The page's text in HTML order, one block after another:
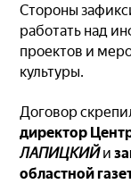
Стороны
работать над
проектов и
культуры.
Договор
директор
ЛАПИЦКИЙи
областной